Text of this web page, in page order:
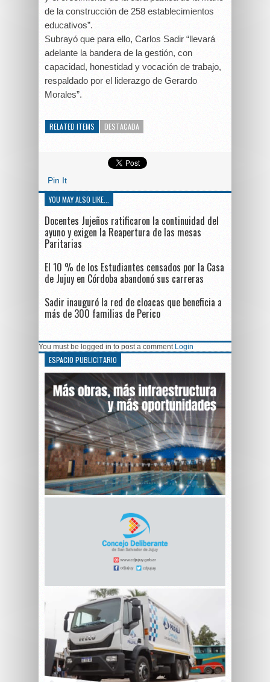
de la construcción de 258 establecimientos
educativos”.
Subrayó que para ello, Carlos Sadir “llevará
adelante la bandera de la gestión, con
capacidad, honestidad y vocación de trabajo,
respaldado por el liderazgo de Gerardo
Morales”.
RELATED ITEMS DESTACADA
Pin It
YOU MAY ALSO LIKE...
Docentes Jujeños ratificaron la continuidad del
ayuno y exigen la Reapertura de las mesas
Paritarias
El 10 % de los Estudiantes censados por la Casa
de Jujuy en Córdoba abandonó sus carreras
Sadir inauguró la red de cloacas que beneficia a
más de 300 familias de Perico
You must be logged in to post a comment Login
ESPACIO PUBLICITARIO